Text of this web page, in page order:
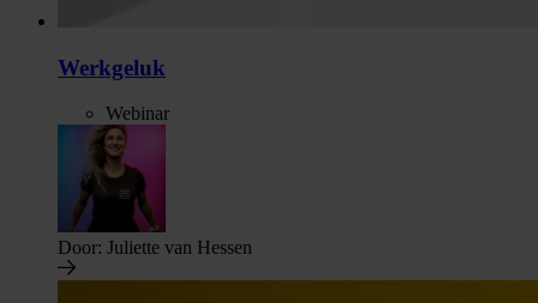
Werkgeluk
Webinar
Door: Juliette van Hessen